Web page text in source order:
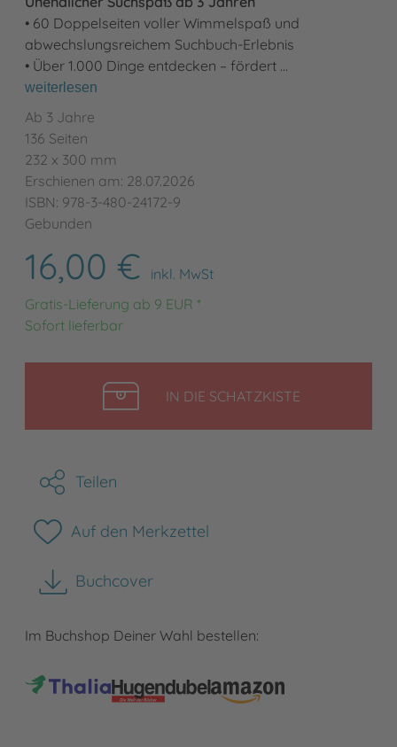
• 60 Doppelseiten voller Wimmelspaß und
abwechslungsreichem Suchbuch-Erlebnis
• Über 1.000 Dinge entdecken – fördert …
weiterlesen
Ab 3 Jahre
136 Seiten
232 x 300 mm
Erschienen am: 28.07.2026
ISBN: 978-3-480-24172-9
Gebunden
16,00 €
inkl. MwSt
Gratis-Lieferung ab 9 EUR *
Sofort lieferbar
IN DIE SCHATZKISTELEGEN
Teilen
Auf den Merkzettel
Buchcover
herunterladen
Im Buchshop Deiner Wahl bestellen: